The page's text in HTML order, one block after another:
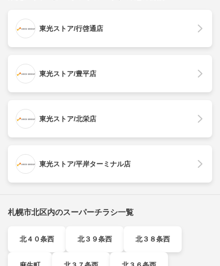
東光ストア/行啓通店
東光ストア/豊平店
東光ストア/北栄店
東光ストア/平岸ターミナル店
札幌市北区内のスーパーチラシ一覧
北４０条西 北３９条西 北３８条西